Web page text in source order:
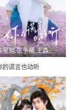
陈星旭,张予曦,王森,陈昊蓝,林昕宜,阳兵卓
的谎言也动听